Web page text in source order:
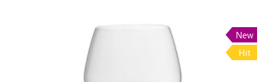
New
Hit